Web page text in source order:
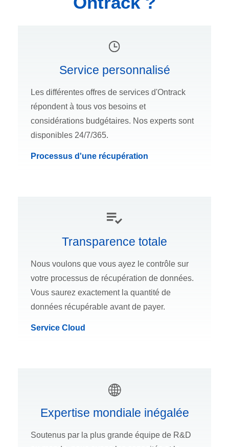
Service personnalisé
Les différentes offres de services d'Ontrack
répondent à tous vos besoins et
considérations budgétaires. Nos experts sont
disponibles 24/7/365.
Processus d'une récupération
Transparence totale
Nous voulons que vous ayez le contrôle sur
votre processus de récupération de données.
Vous saurez exactement la quantité de
données récupérable avant de payer.
Service Cloud
Expertise mondiale inégalée
Soutenus par la plus grande équipe de R&D